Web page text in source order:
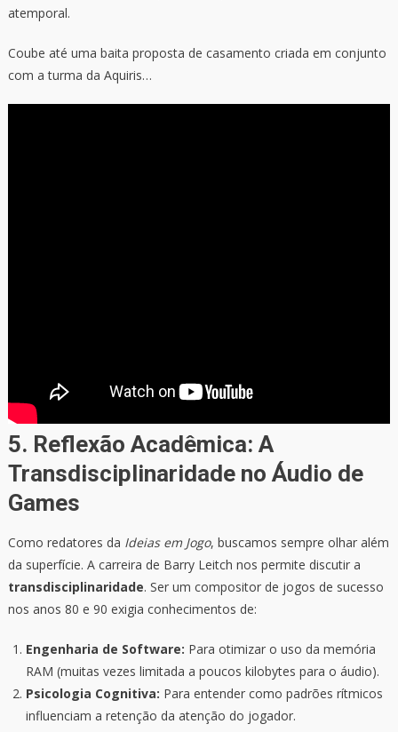
atemporal.
Coube até uma baita proposta de casamento criada em conjunto
com a turma da Aquiris…
5. Reflexão Acadêmica: A
Transdisciplinaridade no Áudio de
Games
Como redatores da Ideias em Jogo, buscamos sempre olhar além
da superfície. A carreira de Barry Leitch nos permite discutir a
transdisciplinaridade. Ser um compositor de jogos de sucesso
nos anos 80 e 90 exigia conhecimentos de:
Engenharia de Software: Para otimizar o uso da memória
RAM (muitas vezes limitada a poucos kilobytes para o áudio).
Psicologia Cognitiva: Para entender como padrões rítmicos
influenciam a retenção da atenção do jogador.